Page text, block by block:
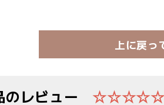
上に戻っ
のレビュー ☆☆☆☆☆